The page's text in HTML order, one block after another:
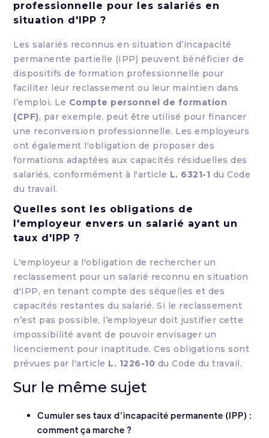
professionnelle pour les salariés en
situation d'IPP ?
Les salariés reconnus en situation d’incapacité
permanente partielle (IPP) peuvent bénéficier de
dispositifs de formation professionnelle pour
faciliter leur reclassement ou leur maintien dans
l’emploi. Le Compte personnel de formation
(CPF), par exemple, peut être utilisé pour financer
une reconversion professionnelle. Les employeurs
ont également l'obligation de proposer des
formations adaptées aux capacités résiduelles des
salariés, conformément à l'article L. 6321-1 du Code
du travail.
Quelles sont les obligations de
l'employeur envers un salarié ayant un
taux d'IPP ?
L'employeur a l'obligation de rechercher un
reclassement pour un salarié reconnu en situation
d'IPP, en tenant compte des séquelles et des
capacités restantes du salarié. Si le reclassement
n’est pas possible, l’employeur doit justifier cette
impossibilité avant de pouvoir envisager un
licenciement pour inaptitude. Ces obligations sont
prévues par l'article L. 1226-10 du Code du travail.
Sur le même sujet
Cumuler ses taux d’incapacité permanente (IPP) :
comment ça marche ?